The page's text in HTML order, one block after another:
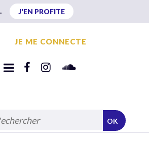
J'EN PROFITE
JE ME CONNECTE
OK